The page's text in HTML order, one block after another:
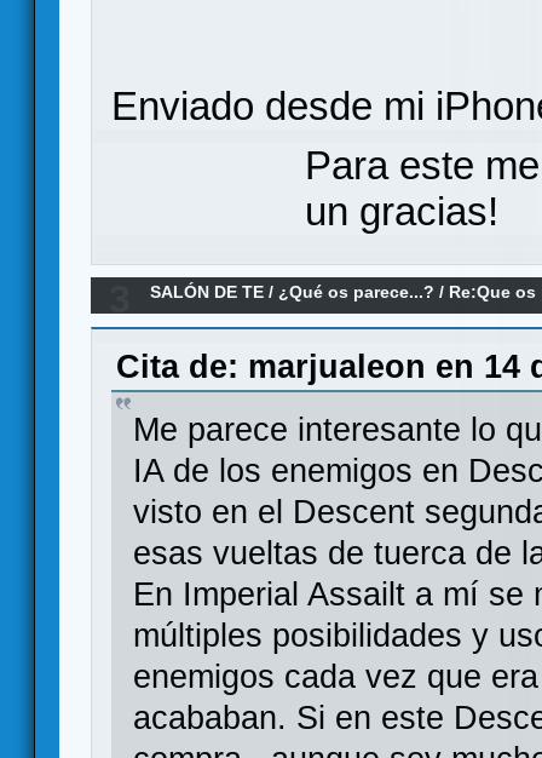
Enviado desde mi
Para este
un gracias!
SALÓN DE TE / ¿Qué os parece...? / Re:Que
Cita de: marjualeon en 14
Me parece interesante lo
IA de los enemigos en
visto en el Descent
esas vueltas de tuerca de
En Imperial Assailt a mí se
múltiples posibilidades y
enemigos cada vez que
acababan. Si en este